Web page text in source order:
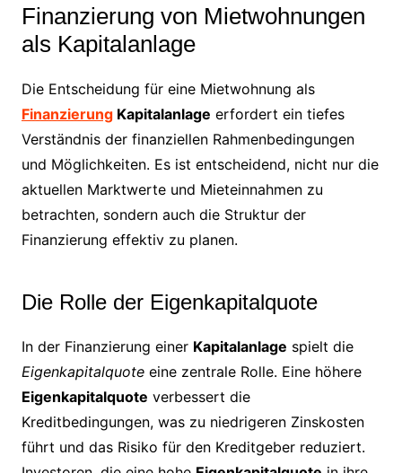
Finanzierung von Mietwohnungen
als Kapitalanlage
Die Entscheidung für eine Mietwohnung als
FinanzierungKapitalanlage erfordert ein tiefes
Verständnis der finanziellen Rahmenbedingungen
und Möglichkeiten. Es ist entscheidend, nicht nur die
aktuellen Marktwerte und Mieteinnahmen zu
betrachten, sondern auch die Struktur der
Finanzierung effektiv zu planen.
Die Rolle der Eigenkapitalquote
In der Finanzierung einer Kapitalanlage spielt die
Eigenkapitalquoteeine zentrale Rolle. Eine höhere
Eigenkapitalquote verbessert die
Kreditbedingungen, was zu niedrigeren Zinskosten
führt und das Risiko für den Kreditgeber reduziert.